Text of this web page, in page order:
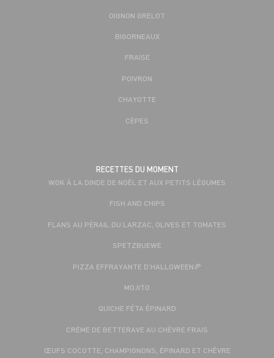
OIGNON GRELOT
BIGORNEAUX
FRAISE
POIVRON
CHAYOTTE
CÈPES
RECETTES DU MOMENT
WOK À LA DINDE DE NOËL ET AUX PETITS LÉGUMES
FISH AND CHIPS
FLANS AU PÉRAIL DU LARZAC, OLIVES ET TOMATES
SPETZBUEWE
PIZZA EFFRAYANTE D’HALLOWEEN🍕
MOJITO
QUICHE FÉTA ÉPINARD
CRÈME DE BETTERAVE AU CHÈVRE FRAIS
ŒUFS COCOTTE, CHAMPIGNONS, ÉPINARD ET CHÈVRE